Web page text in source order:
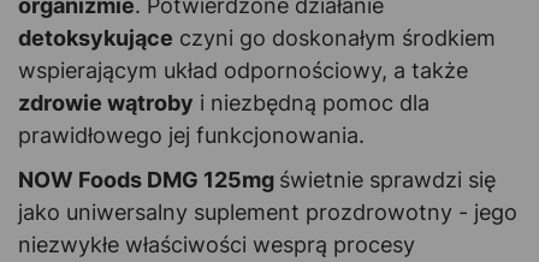
organizmie. Potwierdzone działanie
detoksykujące czyni go doskonałym środkiem
wspierającym układ odpornościowy, a także
zdrowie wątroby i niezbędną pomoc dla
prawidłowego jej funkcjonowania.
NOW Foods DMG 125mg świetnie sprawdzi się
jako uniwersalny suplement prozdrowotny - jego
niezwykłe właściwości wesprą procesy